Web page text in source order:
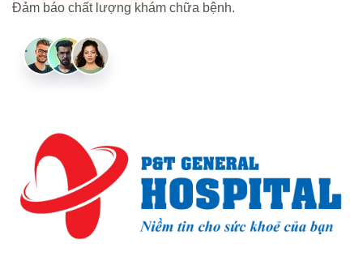
Đảm báo chất lượng khám chữa bệnh.